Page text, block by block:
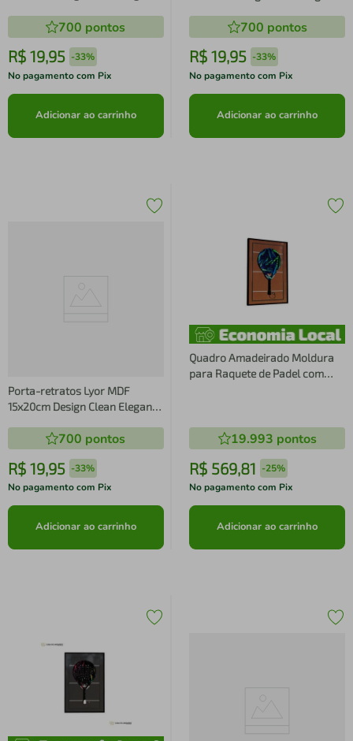
700 pontos
R$ 19,95 -33%
No pagamento com Pix
Adicionar ao carrinho
700 pontos
R$ 19,95 -33%
No pagamento com Pix
Adicionar ao carrinho
Porta-retratos Lyor MDF
15x20cm Design Clean Elegante
700 pontos
R$ 19,95 -33%
No pagamento com Pix
Adicionar ao carrinho
Quadro Amadeirado Moldura
para Raquete de Padel com
19.993 pontos
R$ 569,81 -25%
No pagamento com Pix
Adicionar ao carrinho